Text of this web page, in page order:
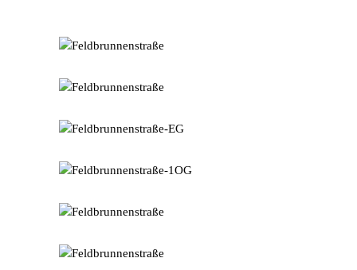
Mit dem Laden der
Karte akzeptieren Sie